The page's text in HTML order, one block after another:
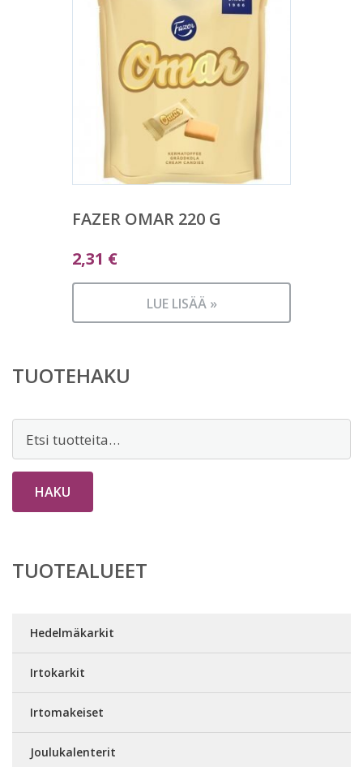
FAZER OMAR 220 G
2,31 €
LUE LISÄÄ »
TUOTEHAKU
HAKU
TUOTEALUEET
Hedelmäkarkit
Irtokarkit
Irtomakeiset
Joulukalenterit